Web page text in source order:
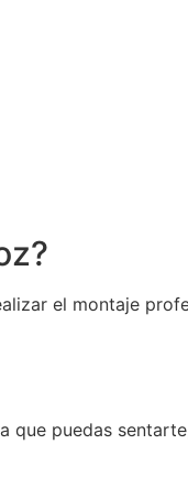
el montaje
que puedas